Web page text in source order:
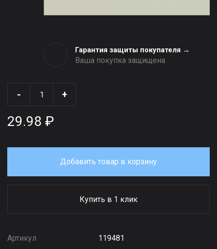
Гарантия защиты покупателя →
Ваша покупка защищена
- +
29.98 ₽
Добавить товар в корзину
Купить в 1 клик
Артикул
119481